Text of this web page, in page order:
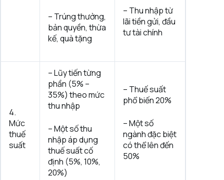
– Trúng thưởng,
bản quyền, thừa
kế, quà tặng
– Thu nhập từ
lãi tiền gửi, đầu
tư tài chính
4.
Mức
thuế
suất
– Lũy tiến từng
phần (5% –
35%) theo mức
thu nhập
– Một số thu
nhập áp dụng
thuế suất cố
định (5%, 10%,
20%)
– Thuế suất
phổ biến 20%
– Một số
ngành đặc biệt
có thể lên đến
50%